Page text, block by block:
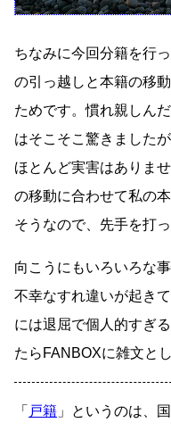
ちなみに今回分籍を行
の引っ越しと本籍の移
ためです。慣れ親しん
はそこそこ驚きました
ほとんど実害はありま
の移動に合わせて私の
そうなので、先手を打
向こうにもいろいろな
不幸なすれ違いが起き
には退屈で個人的すぎ
たらFANBOXに雑文と
「 戸籍 」というのは、